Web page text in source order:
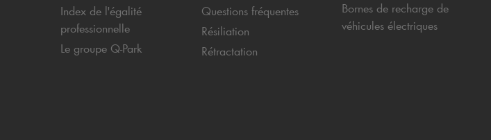
Index de l'égalité
professionnelle
Le groupe Q-Park
Questions fréquentes
Résiliation
Rétractation
Bornes de recharge de
véhicules électriques